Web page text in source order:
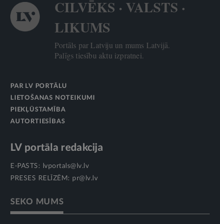
CILVĒKS · VALSTS ·
LIKUMS
Portāls par Latviju un mums Latvijā.
Palīgs tiesību aktu izpratnei.
PAR LV PORTĀLU
LIETOŠANAS NOTEIKUMI
PIEKĻŪSTAMĪBA
AUTORTIESĪBAS
LV portāla redakcija
E-PASTS:
lvportals@lv.lv
PRESES RELĪZĒM: pr@lv.lv
SEKO MUMS